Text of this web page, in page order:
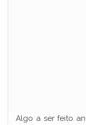
Algo a ser feito